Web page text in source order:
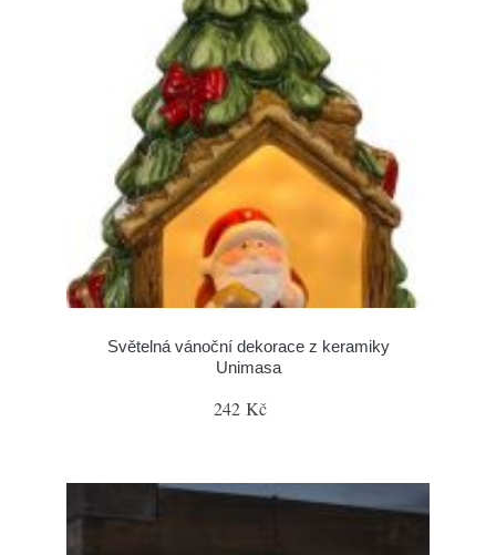
Světelná vánoční dekorace z keramiky
Unimasa
242 Kč